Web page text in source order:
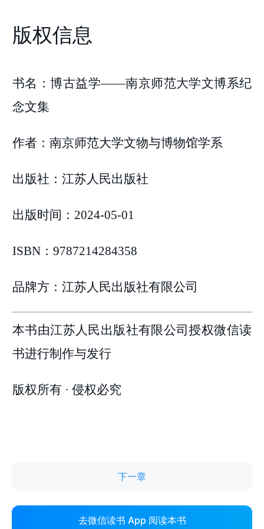
下一章
去微信读书 App 阅读本书